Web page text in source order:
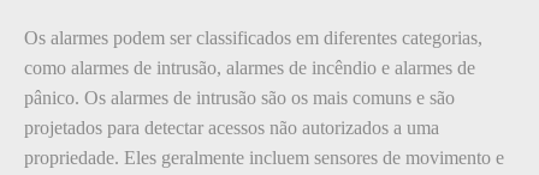
Os alarmes podem ser classificados em diferentes categorias,
como alarmes de intrusão, alarmes de incêndio e alarmes de
pânico. Os alarmes de intrusão são os mais comuns e são
projetados para detectar acessos não autorizados a uma
propriedade. Eles geralmente incluem sensores de movimento e